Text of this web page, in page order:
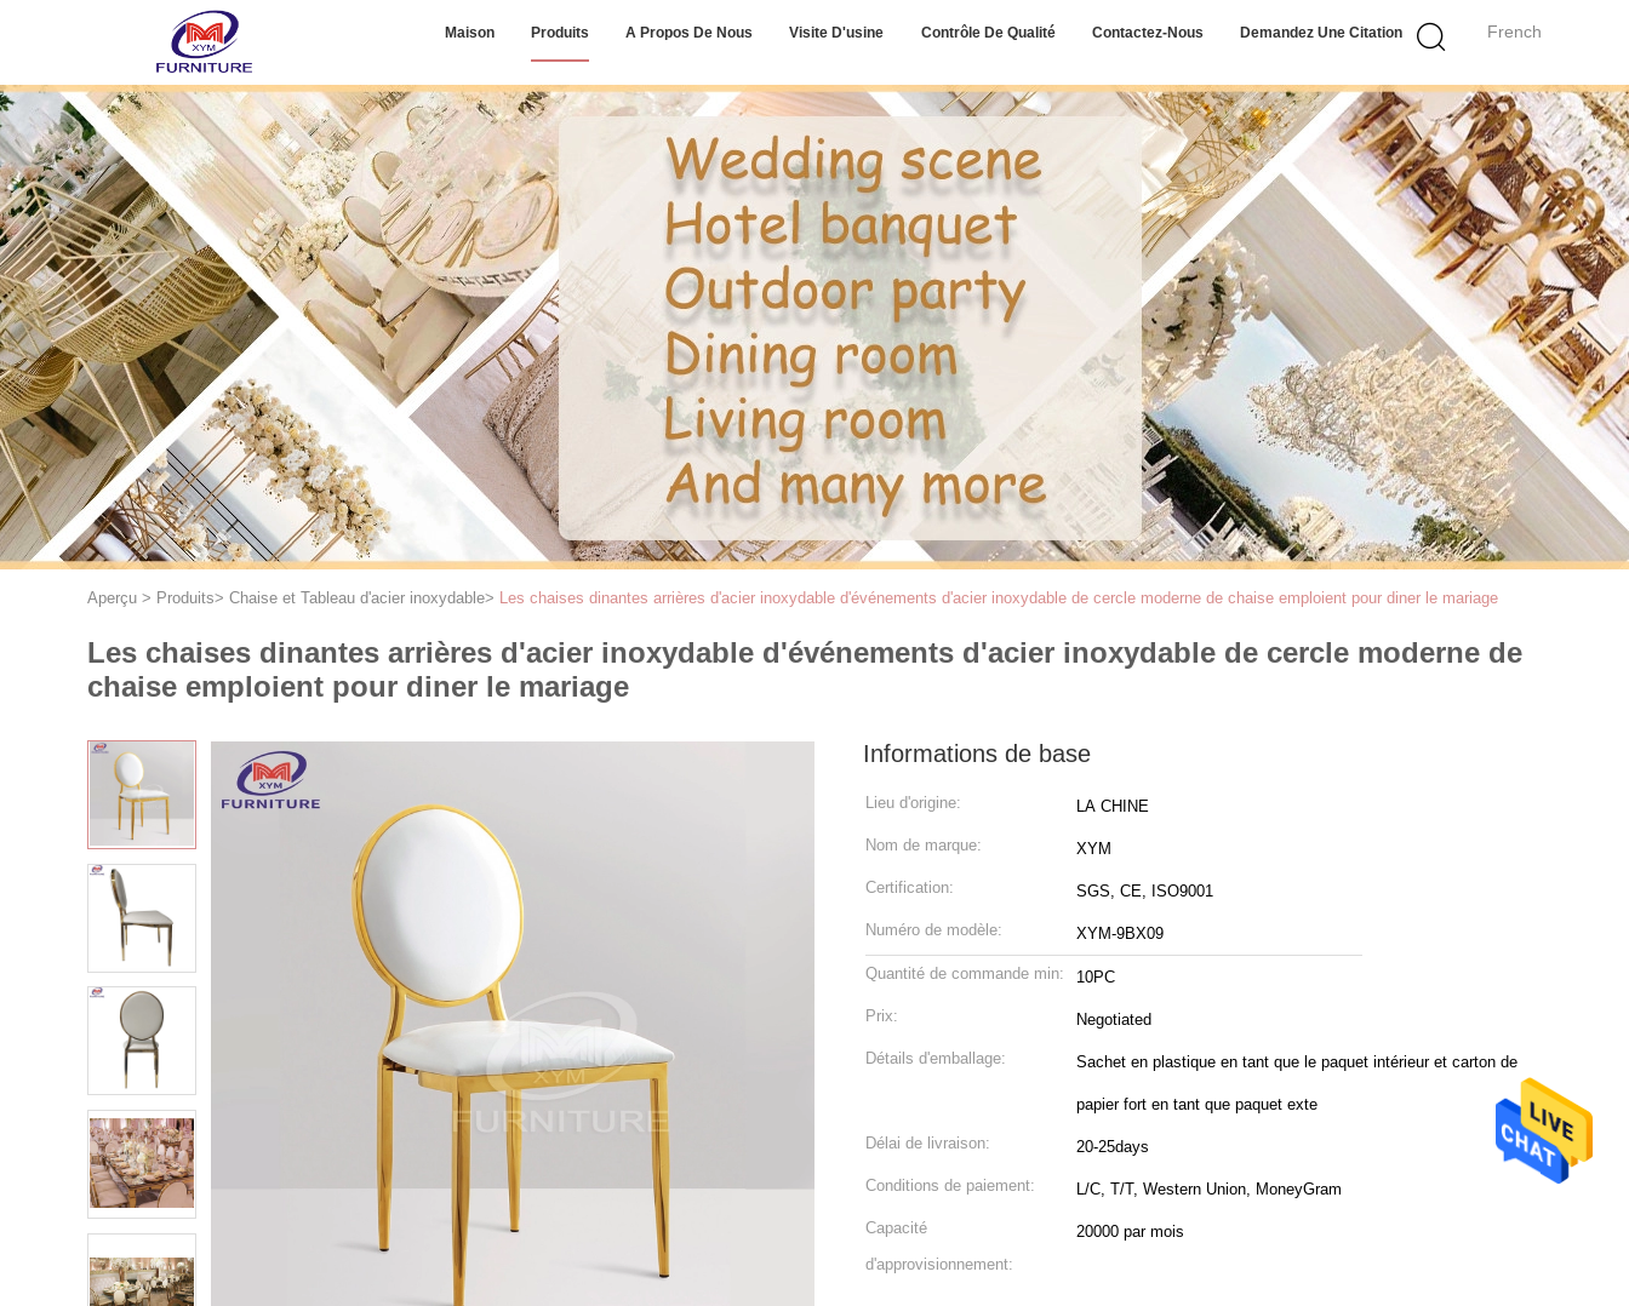
French
Maison Produits A Propos De Nous Visite D'usine Contrôle De Qualité Contactez-Nous Demandez Une Citation
Aperçu > Produits> Chaise et Tableau d'acier inoxydable> Les chaises dinantes arrières d'acier inoxydable d'événements d'acier inoxydable de cercle moderne de chaise emploient pour diner le mariage
Les chaises dinantes arrières d'acier inoxydable d'événements d'acier inoxydable de cercle moderne de
chaise emploient pour diner le mariage
Informations de base
Lieu d'origine: LA CHINE
Nom de marque: XYM
Certification: SGS, CE, ISO9001
Numéro de modèle: XYM-9BX09
Quantité de commande min: 10PC
Prix: Negotiated
Détails d'emballage: Sachet en plastique en tant que le paquet intérieur et carton de
papier fort en tant que paquet exte
Délai de livraison: 20-25days
Conditions de paiement: L/C, T/T, Western Union, MoneyGram
Capacité
d'approvisionnement:
20000 par mois